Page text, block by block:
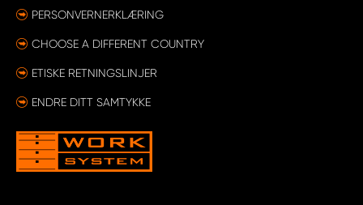
PERSONVERNERKLÆRING
CHOOSE A DIFFERENT COUNTRY
ETISKE RETNINGSLINJER
ENDRE DITT SAMTYKKE